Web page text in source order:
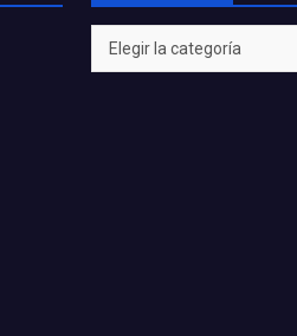
Categorías